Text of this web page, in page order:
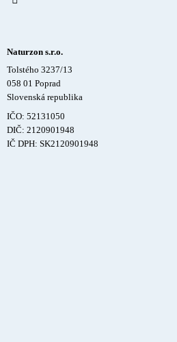
Naturzon s.r.o.
Tolstého 3237/13
058 01 Poprad
Slovenská republika
IČO: 52131050
DIČ: 2120901948
IČ DPH: SK2120901948